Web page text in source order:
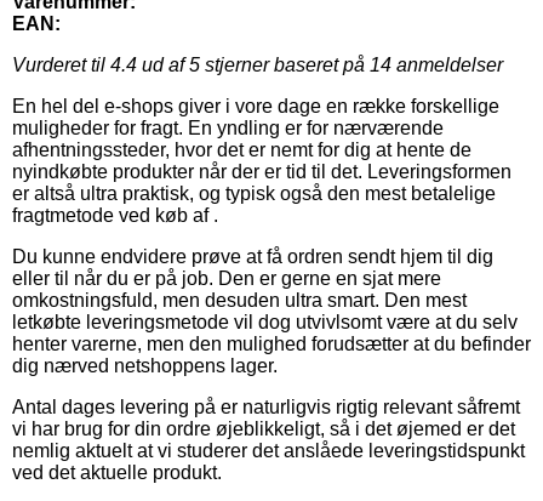
EAN:
Vurderet til 4.4 ud af 5 stjerner baseret på 14 anmeldelser
En hel del e-shops giver i vore dage en række forskellige
muligheder for fragt. En yndling er for nærværende
afhentningssteder, hvor det er nemt for dig at hente de
nyindkøbte produkter når der er tid til det. Leveringsformen
er altså ultra praktisk, og typisk også den mest betalelige
fragtmetode ved køb af .
Du kunne endvidere prøve at få ordren sendt hjem til dig
eller til når du er på job. Den er gerne en sjat mere
omkostningsfuld, men desuden ultra smart. Den mest
letkøbte leveringsmetode vil dog utvivlsomt være at du selv
henter varerne, men den mulighed forudsætter at du befinder
dig nærved netshoppens lager.
Antal dages levering på er naturligvis rigtig relevant såfremt
vi har brug for din ordre øjeblikkeligt, så i det øjemed er det
nemlig aktuelt at vi studerer det anslåede leveringstidspunkt
ved det aktuelle produkt.